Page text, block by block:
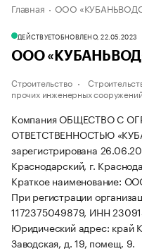
Главная ООО
ДЕЙСТВУЕТОБНОВЛЕНО, 22.05.2023
ООО
Строительство
прочих инженерных
Компания ОБЩЕСТВО С
ОТВЕТСТВЕННОСТЬЮ
зарегистрирована
Краснодарский, г.
Краткое наименование:
При регистрации
1172375049879, ИНН
Юридический адрес: край
Заводская, д. 19, помещ. 9.